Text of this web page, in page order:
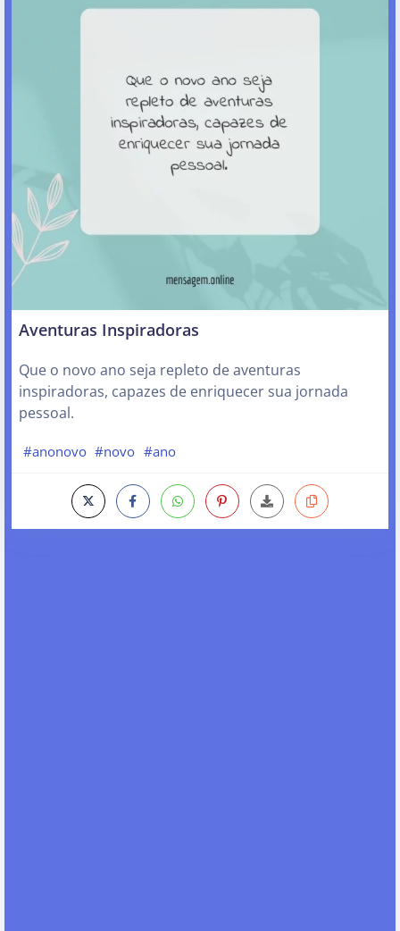
Aventuras Inspiradoras
Que o novo ano seja repleto de aventuras
inspiradoras, capazes de enriquecer sua jornada
pessoal.
#anonovo #novo #ano